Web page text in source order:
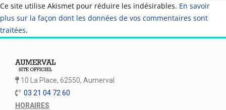
Ce site utilise Akismet pour réduire les indésirables. En savoir
plus sur la façon dont les données de vos commentaires sont
traitées.
10 La Place, 62550, Aumerval
03 21 04 72 60
HORAIRES